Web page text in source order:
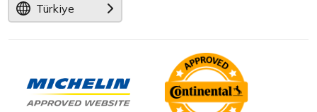
Türkiye